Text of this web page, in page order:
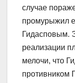
случае
промурыжил
Гидасповым.
реализации
мелочи, что
противником